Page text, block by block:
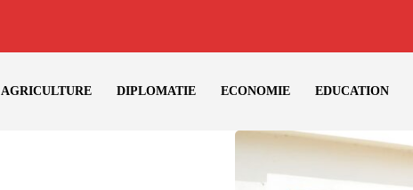
AGRICULTURE DIPLOMATIE ECONOMIE EDUCATION